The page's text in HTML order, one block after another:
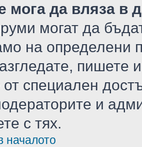
мога да вляза в
могат да
на определени
пишете
от специален
и
с тях.
началото